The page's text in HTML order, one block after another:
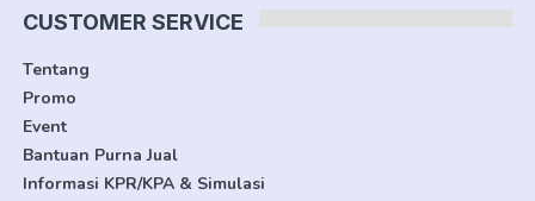
CUSTOMER SERVICE
Tentang
Promo
Event
Bantuan Purna Jual
Informasi KPR/KPA & Simulasi